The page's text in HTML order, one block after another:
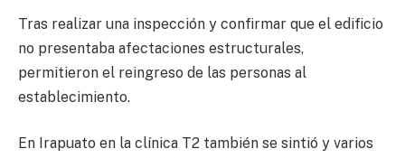
Tras realizar una inspección y confirmar que el edificio
no presentaba afectaciones estructurales,
permitieron el reingreso de las personas al
establecimiento.
En Irapuato en la clínica T2 también se sintió y varios